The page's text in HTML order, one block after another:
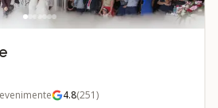
evenimente 4.8(251)